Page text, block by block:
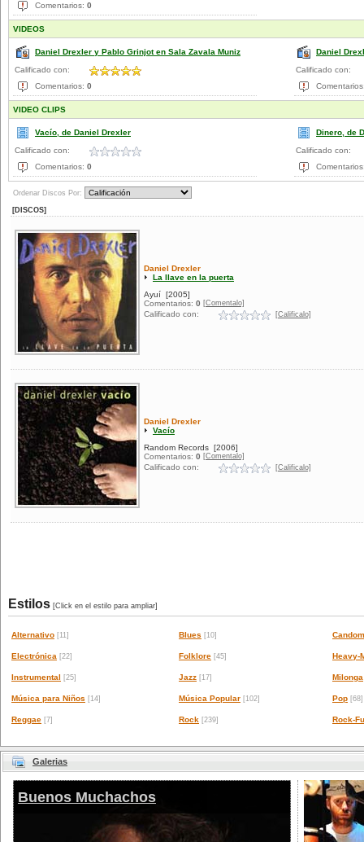
Comentarios: 0
VIDEOS
Daniel Drexler y Pablo Grinjot en Sala Zavala Muniz
Calificado con:
Comentarios: 0
Daniel
Calificado con:
VIDEO CLIPS
Vacío, de Daniel Drexler
Calificado con:
Comentarios: 0
Dinero, de
Calificado con:
Ordenar Discos Por:
[DISCOS]
Daniel Drexler
La llave en la puerta
Ayuí [2005]
Comentarios: 0 [Comentalo]
Calificado con: [Calificalo]
Daniel Drexler
Vacío
Random Records [2006]
Comentarios: 0 [Comentalo]
Calificado con: [Calificalo]
Estilos [Click en el estilo para ampliar]
Alternativo [11] Blues [10]
Electrónica [22] Folklore [45] Heavy-
Instrumental [25] Jazz [17] Milonga
Música para Niños [14] Música Popular [102] Pop [68]
Reggae [7] Rock [239] Rock-
Galerias
Buenos Muchachos